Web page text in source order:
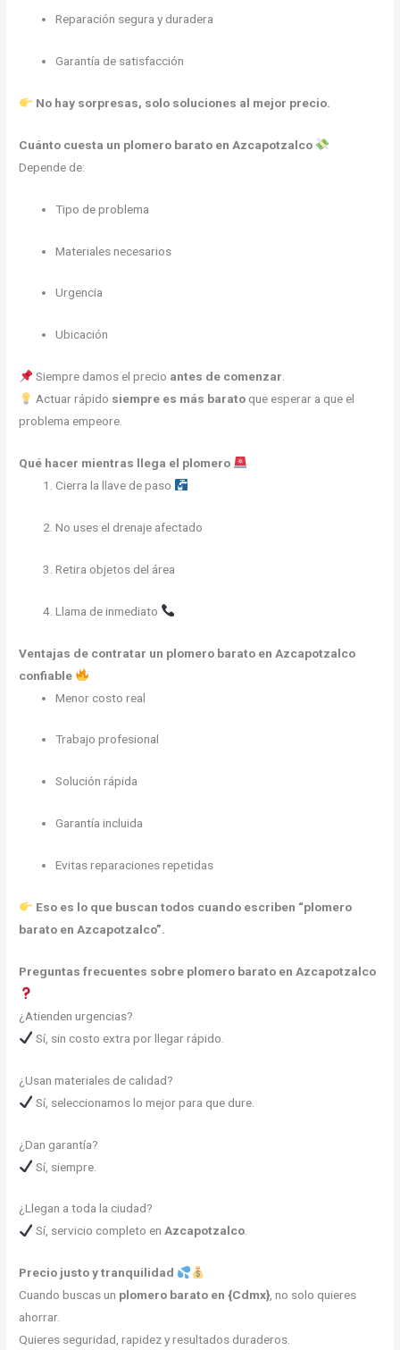
Reparación segura y duradera
Garantía de satisfacción
No hay sorpresas, solo soluciones al mejor precio.
Cuánto cuesta un plomero barato en Azcapotzalco
Depende de:
Tipo de problema
Materiales necesarios
Urgencia
Ubicación
Siempre damos el precio antes de comenzar
Actuar rápido siempre es más baratoque esperar a que el
problema empeore.
Qué hacer mientras llega el plomero
Cierra la llave de paso
No uses el drenaje afectado
Retira objetos del área
Llama de inmediato
Ventajas de contratar un plomero barato en Azcapotzalco
confiable
Menor costo real
Trabajo profesional
Solución rápida
Garantía incluida
Evitas reparaciones repetidas
Eso es lo que buscan todos cuando escriben “plomero
barato en Azcapotzalco”.
Preguntas frecuentes sobre plomero barato en Azcapotzalco
¿Atienden urgencias?
Sí, sin costo extra por llegar rápido.
¿Usan materiales de calidad?
Sí, seleccionamos lo mejor para que dure.
¿Dan garantía?
Sí, siempre.
¿Llegan a toda la ciudad?
Sí, servicio completo en Azcapotzalco.
Precio justo y tranquilidad
Cuando buscas un plomero barato en {Cdmx}, no solo quieres
ahorrar.
Quieres seguridad, rapidez y resultados duraderos.